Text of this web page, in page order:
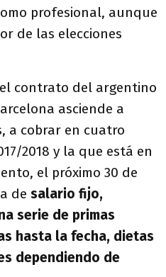
profesional, aunque
de las elecciones
contrato del argentino
asciende a
a cobrar en cuatro
2018 y la que está en
el próximo 30 de
de salario fijo,
serie de primas
hasta la fecha, dietas
dependiendo de